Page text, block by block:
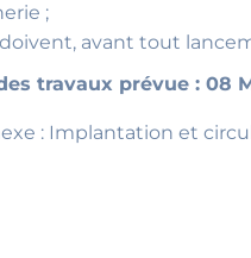
;
doivent, avant tout
travaux prévue : 08
: Implantation et